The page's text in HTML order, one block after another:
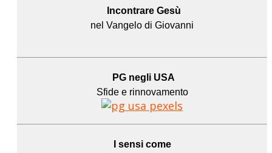
Incontrare Gesù
nel Vangelo di Giovanni
PG negli USA
Sfide e rinnovamento
I sensi come